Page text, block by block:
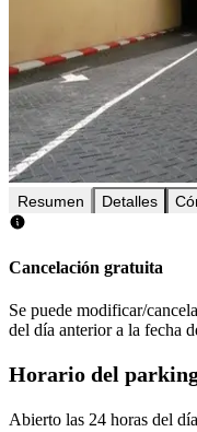
Resumen Detalles
Cancelación gratuita
Se puede modificar/
del día anterior a la fecha
Horario del
Abierto las 24 horas del día